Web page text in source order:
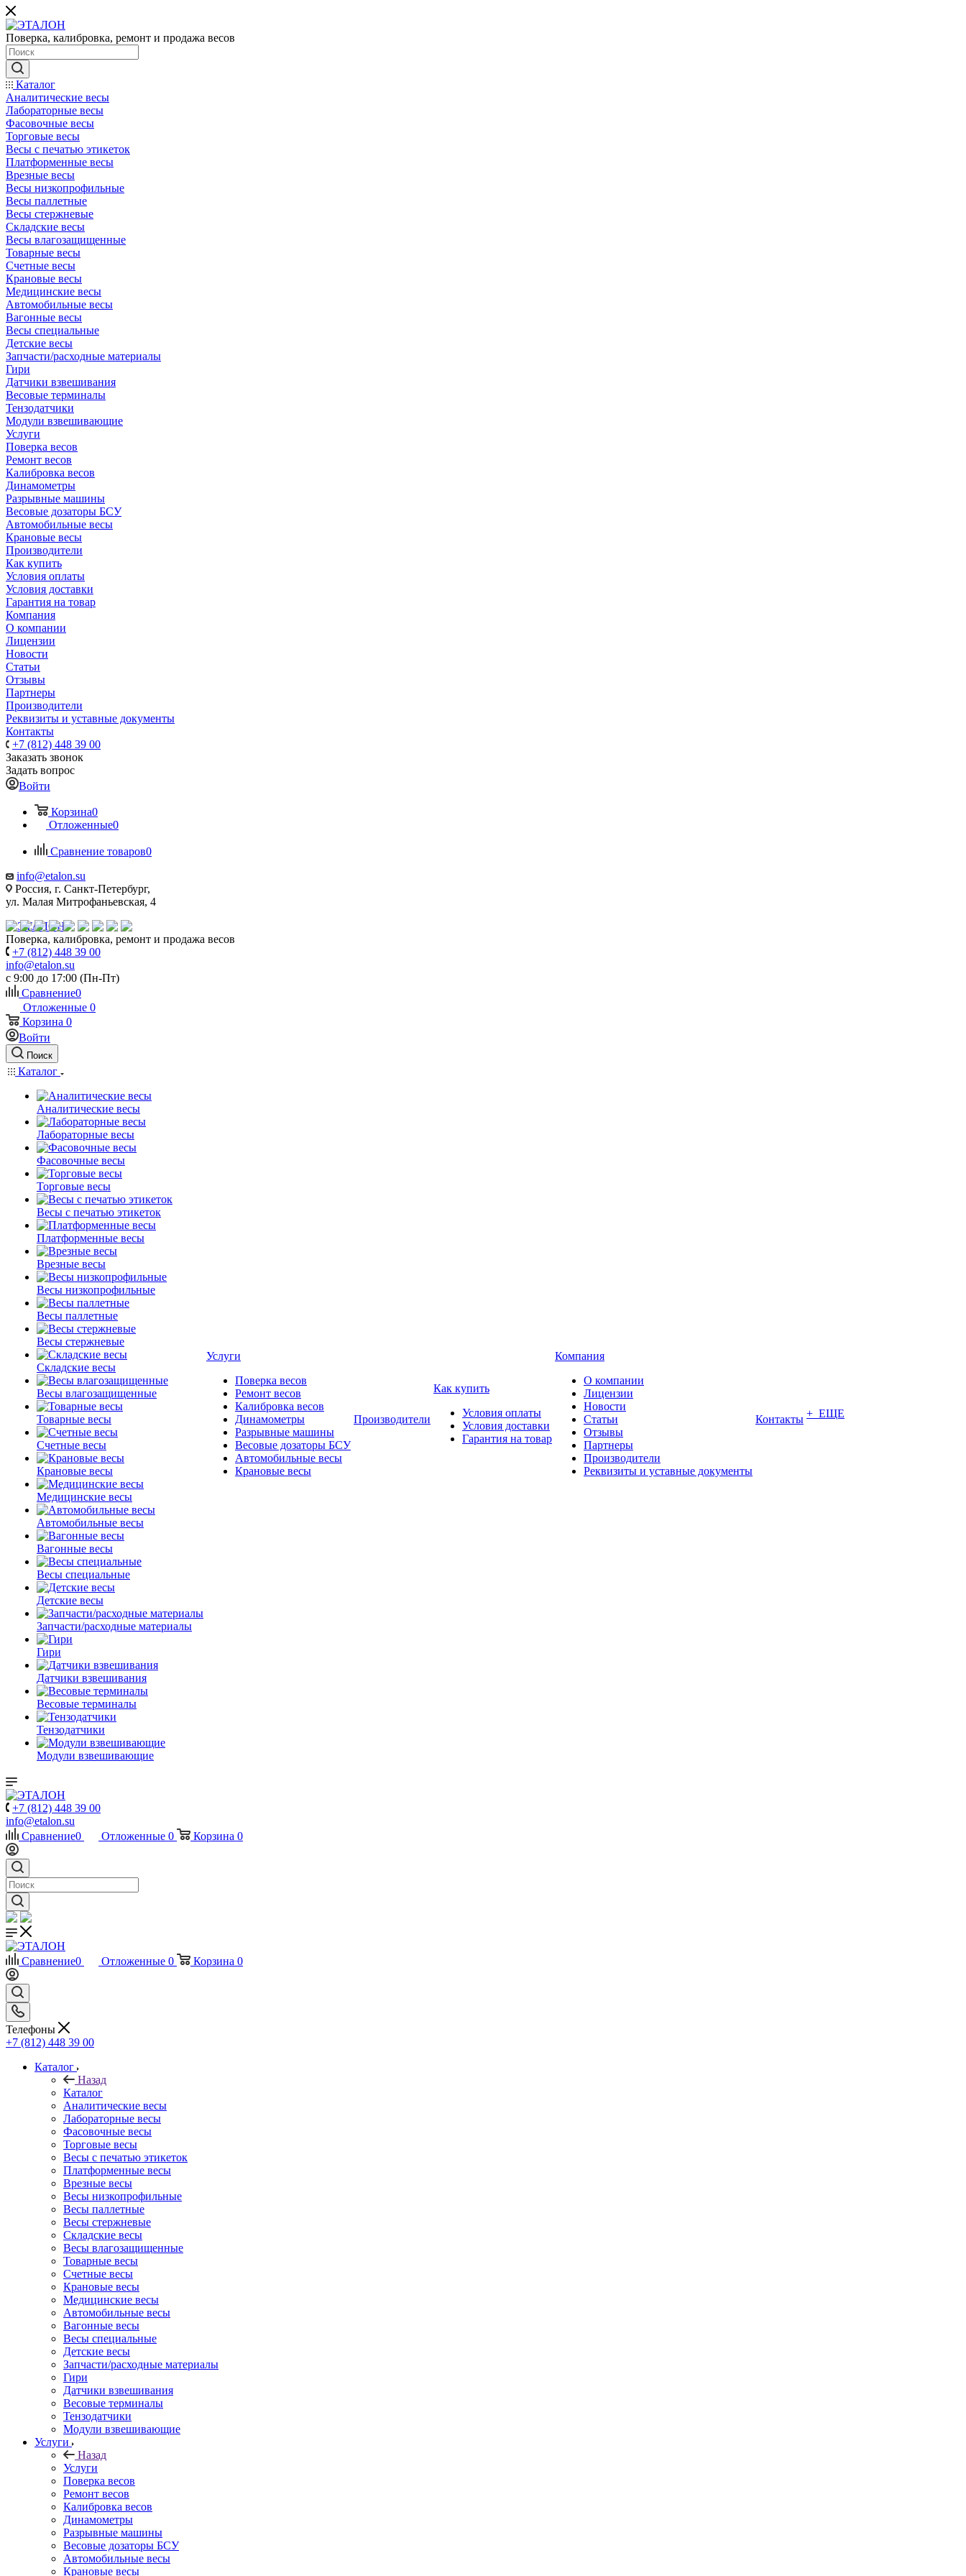
Поверка, калибровка, ремонт и продажа весов
Каталог
Аналитические весы
Лабораторные весы
Фасовочные весы
Торговые весы
Весы с печатью этикеток
Платформенные весы
Врезные весы
Весы низкопрофильные
Весы паллетные
Весы стержневые
Складские весы
Весы влагозащищенные
Товарные весы
Счетные весы
Крановые весы
Медицинские весы
Автомобильные весы
Вагонные весы
Весы специальные
Детские весы
Запчасти/расходные материалы
Гири
Датчики взвешивания
Весовые терминалы
Тензодатчики
Модули взвешивающие
Услуги
Поверка весов
Ремонт весов
Калибровка весов
Динамометры
Разрывные машины
Весовые дозаторы БСУ
Автомобильные весы
Крановые весы
Производители
Как купить
Условия оплаты
Условия доставки
Гарантия на товар
Компания
О компании
Лицензии
Новости
Статьи
Отзывы
Партнеры
Производители
Реквизиты и уставные документы
Контакты
+7 (812) 448 39 00
Заказать звонок
Задать вопрос
Войти
Корзина0
Отложенные0
Сравнение товаров0
info@etalon.su
Россия, г. Санкт-Петербург,
ул. Малая Митрофаньевская, 4
Поверка, калибровка, ремонт и продажа весов
+7 (812) 448 39 00
info@etalon.su
c 9:00 до 17:00 (Пн-Пт)
Сравнение0
Отложенные 0
Корзина 0
Войти
Поиск
Каталог
Аналитические весы
Лабораторные весы
Фасовочные весы
Торговые весы
Весы с печатью этикеток
Платформенные весы
Врезные весы
Весы низкопрофильные
Весы паллетные
Весы стержневые
Складские весы
Весы влагозащищенные
Товарные весы
Счетные весы
Крановые весы
Медицинские весы
Автомобильные весы
Вагонные весы
Весы специальные
Детские весы
Запчасти/расходные материалы
Гири
Датчики взвешивания
Весовые терминалы
Тензодатчики
Модули взвешивающие
Услуги
Поверка весов
Ремонт весов
Калибровка весов
Динамометры
Разрывные машины
Весовые дозаторы БСУ
Автомобильные весы
Крановые весы
Производители
Как купить
Условия оплаты
Условия доставки
Гарантия на товар
Компания
О компании
Лицензии
Новости
Статьи
Отзывы
Партнеры
Производители
Реквизиты и уставные документы
Контакты + ЕЩЕ
+7 (812) 448 39 00
info@etalon.su
Сравнение0 Отложенные 0 Корзина 0
Сравнение0 Отложенные 0 Корзина 0
Телефоны
+7 (812) 448 39 00
Каталог
Назад
Каталог
Аналитические весы
Лабораторные весы
Фасовочные весы
Торговые весы
Весы с печатью этикеток
Платформенные весы
Врезные весы
Весы низкопрофильные
Весы паллетные
Весы стержневые
Складские весы
Весы влагозащищенные
Товарные весы
Счетные весы
Крановые весы
Медицинские весы
Автомобильные весы
Вагонные весы
Весы специальные
Детские весы
Запчасти/расходные материалы
Гири
Датчики взвешивания
Весовые терминалы
Тензодатчики
Модули взвешивающие
Услуги
Назад
Услуги
Поверка весов
Ремонт весов
Калибровка весов
Динамометры
Разрывные машины
Весовые дозаторы БСУ
Автомобильные весы
Крановые весы